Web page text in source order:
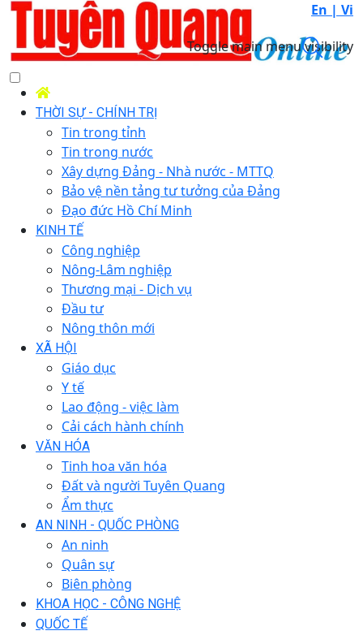
En | Vi
Toggle main menu visibility
THỜI SỰ - CHÍNH TRỊ
Tin trong tỉnh
Tin trong nước
Xây dựng Đảng - Nhà nước - MTTQ
Bảo vệ nền tảng tư tưởng của Đảng
Đạo đức Hồ Chí Minh
KINH TẾ
Công nghiệp
Nông-Lâm nghiệp
Thương mại - Dịch vụ
Đầu tư
Nông thôn mới
XÃ HỘI
Giáo dục
Y tế
Lao động - việc làm
Cải cách hành chính
VĂN HÓA
Tinh hoa văn hóa
Đất và người Tuyên Quang
Ẩm thực
AN NINH - QUỐC PHÒNG
An ninh
Quân sự
Biên phòng
KHOA HỌC - CÔNG NGHỆ
QUỐC TẾ